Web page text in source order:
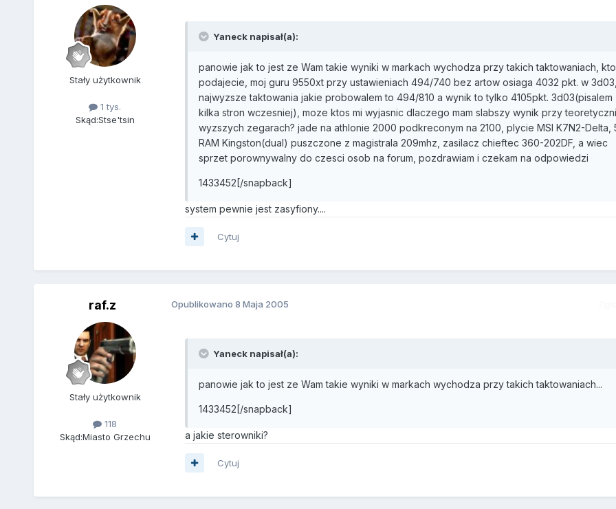
Stały użytkownik
1 tys.
Skąd:Stse'tsin
Yaneck napisał(a):
panowie jak to jest ze Wam takie wyniki w markach wychodza przy takich taktowaniach,
podajecie, moj guru 9550xt przy ustawieniach 494/740 bez artow osiaga 4032 pkt. w 3d03,
najwyzsze taktowania jakie probowalem to 494/810 a wynik to tylko 4105pkt. 3d03(pisalem
kilka stron wczesniej), moze ktos mi wyjasnic dlaczego mam slabszy wynik przy
wyzszych zegarach? jade na athlonie 2000 podkreconym na 2100, plycie MSI K7N2-Delta,
RAM Kingston(dual) puszczone z magistrala 209mhz, zasilacz chieftec 360-202DF, a wiec
sprzet porownywalny do czesci osob na forum, pozdrawiam i czekam na odpowiedzi
1433452[/snapback]
system pewnie jest zasyfiony....
Cytuj
raf.z
Stały użytkownik
118
Skąd:Miasto Grzechu
Opublikowano 8 Maja 2005
Yaneck napisał(a):
panowie jak to jest ze Wam takie wyniki w markach wychodza przy takich taktowaniach...
1433452[/snapback]
a jakie sterowniki?
Cytuj